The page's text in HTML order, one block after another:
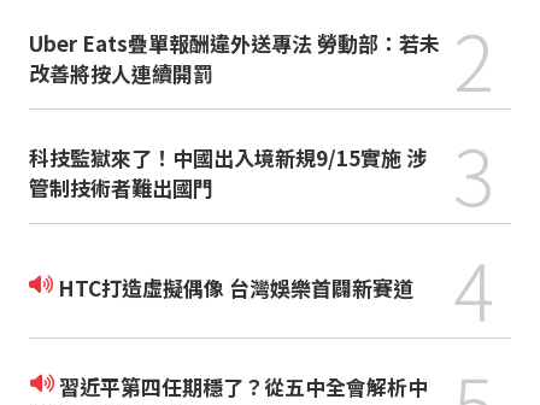
Uber Eats疊單報酬違外送專法 勞動部：若未
改善將按人連續開罰
2
科技監獄來了！中國出入境新規9/15實施 涉
管制技術者難出國門
3
HTC打造虛擬偶像 台灣娛樂首闢新賽道 4
習近平第四任期穩了？從五中全會解析中